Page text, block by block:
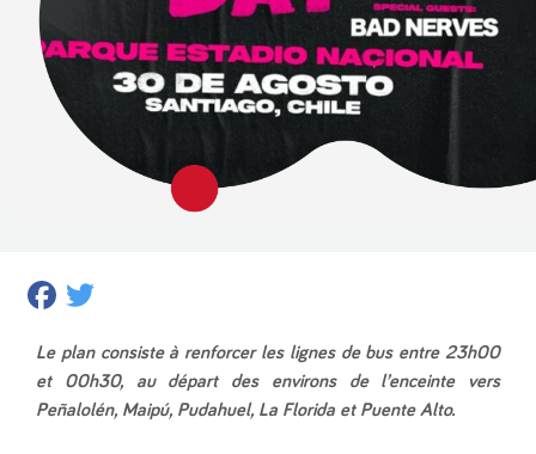
Facebook
Le plan consiste à renforcer les lignes de bus entre 23h00
et 00h30, au départ des environs de l’enceinte vers
Peñalolén, Maipú, Pudahuel, La Florida et Puente Alto.